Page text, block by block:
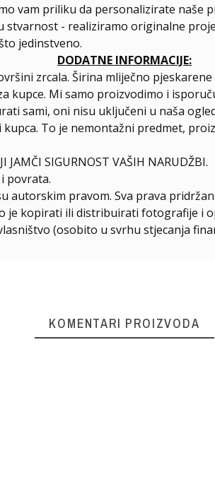
vam priliku da personalizirate naše
stvarnost - realiziramo originalne
jedinstveno.
DODATNE INFORMACIJE:
zrcala. Širina mliječno
kupce. Mi samo proizvodimo i
sami, oni nisu uključeni u naša
To je nemontažni predmet,
JAMČI SIGURNOST VAŠIH NARUDŽBI.
povrata.
autorskim pravom. Sva prava
je kopirati ili distribuirati fotografije i
(osobito u svrhu stjecanja
KOMENTARI PROIZVODA